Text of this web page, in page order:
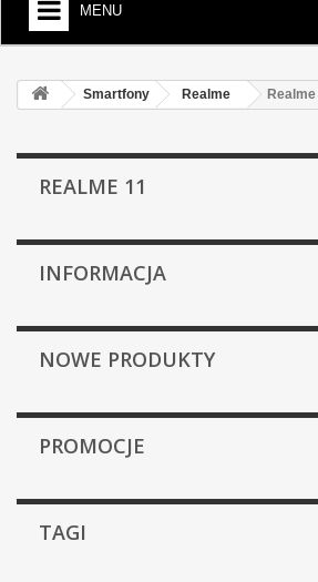
MENU
Smartfony Realme Realme
REALME 11
INFORMACJA
NOWE PRODUKTY
PROMOCJE
TAGI